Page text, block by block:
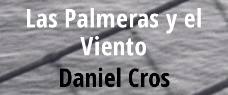
Las Palmeras y el
Viento
Daniel Cros